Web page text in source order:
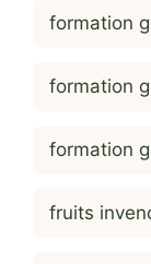
formation
formation
formation
fruits